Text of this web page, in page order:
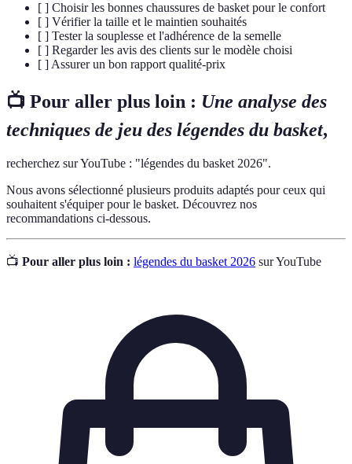
[ ] Choisir les bonnes chaussures de basket pour le confort
[ ] Vérifier la taille et le maintien souhaités
[ ] Tester la souplesse et l'adhérence de la semelle
[ ] Regarder les avis des clients sur le modèle choisi
[ ] Assurer un bon rapport qualité-prix
📺 Pour aller plus loin : Une analyse des
techniques de jeu des légendes du basket,
recherchez sur YouTube : "légendes du basket 2026".
Nous avons sélectionné plusieurs produits adaptés pour ceux qui
souhaitent s'équiper pour le basket. Découvrez nos
recommandations ci-dessous.
📺 Pour aller plus loin : légendes du basket 2026 sur YouTube